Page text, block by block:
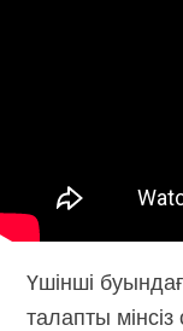
Үшінші
талапты